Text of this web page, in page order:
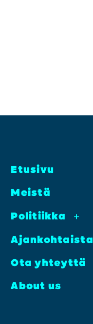
Etusi­vu
Meis­tä
Poli­tiik­ka
+
Ajan­koh­tais­ta
Ota yhteyt­tä
About us